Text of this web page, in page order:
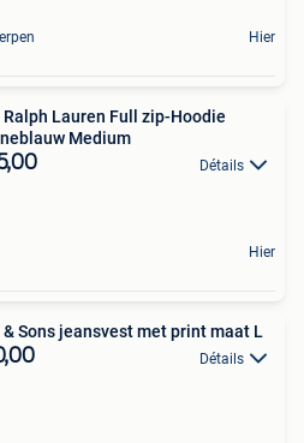
Hier
Ralph Lauren Full zip-Hoodie
Marineblauw Medium
Détails
Hier
& Sons jeansvest met print maat L
Détails